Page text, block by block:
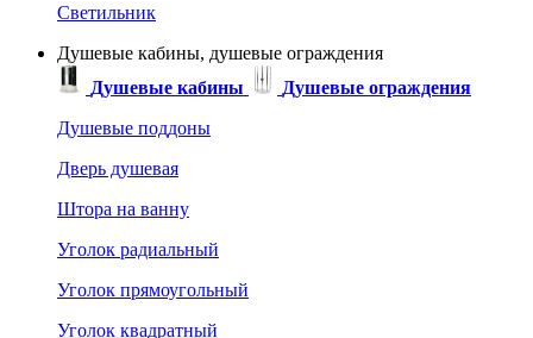
Светильник
Душевые кабины, душевые ограждения
Душевые кабины
Душевые ограждения
Душевые поддоны
Дверь душевая
Штора на ванну
Уголок радиальный
Уголок прямоугольный
Уголок квадратный